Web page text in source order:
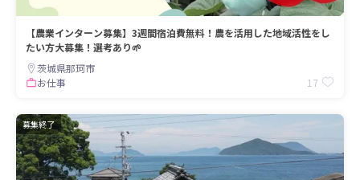
【農業インターン募集】3週間宿泊費無料！農を活用した地域活性をし
たい方大募集！選考あり🌱
茨城県那珂市
お仕事
17
募集終了